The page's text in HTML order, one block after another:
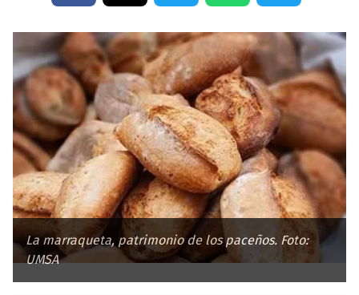
La marraqueta, patrimonio de los paceños. Foto:
UMSA